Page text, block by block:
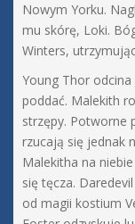
Nowym Yorku.
mu skórę, Loki.
Winters,
Young Thor
poddać. Malekith
strzępy. Potworne
rzucają się jednak
Malekitha na
się tęcza.
od magii kostium